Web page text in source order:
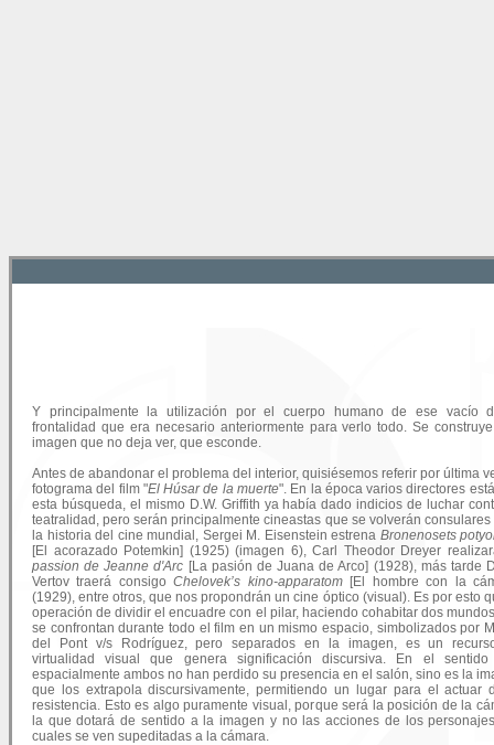
Y principalmente la utilización por el cuerpo humano de ese vacío
frontalidad que era necesario anteriormente para verlo todo. Se
imagen que no deja ver, que esconde.
Antes de abandonar el problema del interior, quisiésemos referir por última
fotograma del film "El Húsar de la muerte". En la época varios directores
esta búsqueda, el mismo D.W. Griffith ya había dado indicios de luchar
teatralidad, pero serán principalmente cineastas que se volverán consulares
la historia del cine mundial, Sergei M. Eisenstein estrena Bronenosets
[El acorazado Potemkin] (1925) (imagen 6), Carl Theodor Dreyer
passion de Jeanne d'Arc [La pasión de Juana de Arco] (1928), más tarde
Vertov traerá consigoChelovek’s kino-apparatom[El hombre con la
(1929), entre otros, que nos propondrán un cine óptico (visual). Es por esto
operación de dividir el encuadre con el pilar, haciendo cohabitar dos
se confrontan durante todo el film en un mismo espacio, simbolizados por
del Pont v/s Rodríguez, pero separados en la imagen, es un
virtualidad visual que genera significación discursiva. En el
espacialmente ambos no han perdido su presencia en el salón, sino es la
que los extrapola discursivamente, permitiendo un lugar para el actuar
resistencia. Esto es algo puramente visual, porque será la posición de la
la que dotará de sentido a la imagen y no las acciones de los
cuales se ven supeditadas a la cámara.